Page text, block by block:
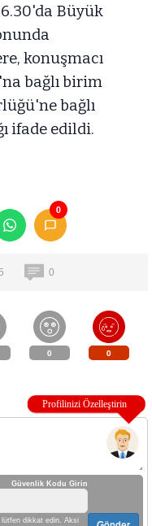
Büyük
konuşmacı
bağlı birim
bağlı
ifade edildi.
0
0
0 0
Güvenlik Kodu Girin
lütfen dikkat edin. Aksi